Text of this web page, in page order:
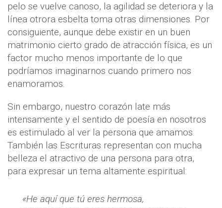
pelo se vuelve canoso, la agilidad se deteriora y la
línea otrora esbelta toma otras dimensiones. Por
consiguiente, aunque debe existir en un buen
matrimonio cierto grado de atracción física, es un
factor mucho menos importante de lo que
podríamos imaginarnos cuando primero nos
enamoramos.
Sin embargo, nuestro corazón late más
intensamente y el sentido de poesía en nosotros
es estimulado al ver la persona que amamos.
También las Escrituras representan con mucha
belleza el atractivo de una persona para otra,
para expresar un tema altamente espiritual:
«He aquí que tú eres hermosa,